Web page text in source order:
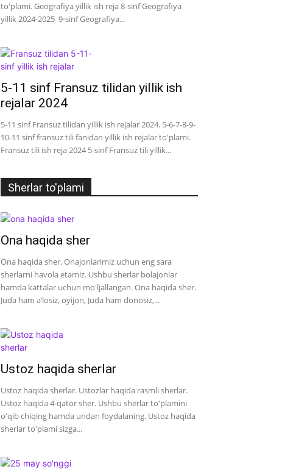
to'plami. Geografiya yillik ish reja 8-sinf Geografiya
yillik 2024-2025 9-sinf Geografiya...
5-11 sinf Fransuz tilidan yillik ish
rejalar 2024
5-11 sinf Fransuz tilidan yillik ish rejalar 2024. 5-6-7-8-9-
10-11 sinf fransuz tili fanidan yillik ish rejalar to'plami.
Fransuz tili ish reja 2024 5-sinf Fransuz tili yillik...
Sherlar to'plami
Ona haqida sher
Ona haqida sher. Onajonlarimiz uchun eng sara
sherlarni havola etamiz. Ushbu sherlar bolajonlar
hamda kattalar uchun mo'ljallangan. Ona haqida sher.
Juda ham a’losiz, oyijon, Juda ham donosiz,...
Ustoz haqida sherlar
Ustoz haqida sherlar. Ustozlar haqida rasmli sherlar.
Ustoz haqida 4-qator sher. Ushbu sherlar to'plamini
o'qib chiqing hamda undan foydalaning. Ustoz haqida
sherlar to'plami sizga...